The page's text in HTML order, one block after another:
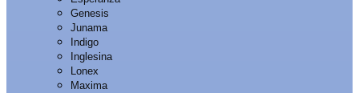
Genesis
Junama
Indigo
Inglesina
Lonex
Maxima